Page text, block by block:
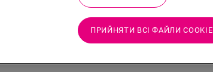
ПРИЙНЯТИ ВСІ ФАЙЛИ СOOKIE